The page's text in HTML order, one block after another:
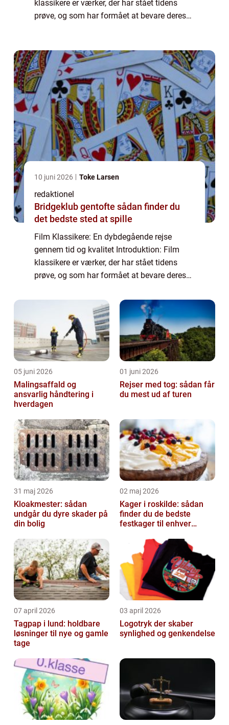
klassikere er værker, der har stået tidens
prøve, og som har formået at bevare deres
indflyde...
10 juni 2026 Toke Larsen
redaktionel
Bridgeklub gentofte sådan finder du
det bedste sted at spille
Film Klassikere: En dybdegående rejse
gennem tid og kvalitet Introduktion: Film
klassikere er værker, der har stået tidens
prøve, og som har formået at bevare deres
generationer. De er de ældste og mest
indflyde...
05 juni 2026
Malingsaffald og
ansvarlig håndtering i
hverdagen
01 juni 2026
Rejser med tog: sådan får
du mest ud af turen
31 maj 2026
Kloakmester: sådan
undgår du dyre skader på
din bolig
02 maj 2026
Kager i roskilde: sådan
finder du de bedste
festkager til enhver
07 april 2026
Tagpap i lund: holdbare
løsninger til nye og gamle
tage
03 april 2026
Logotryk der skaber
synlighed og genkendelse